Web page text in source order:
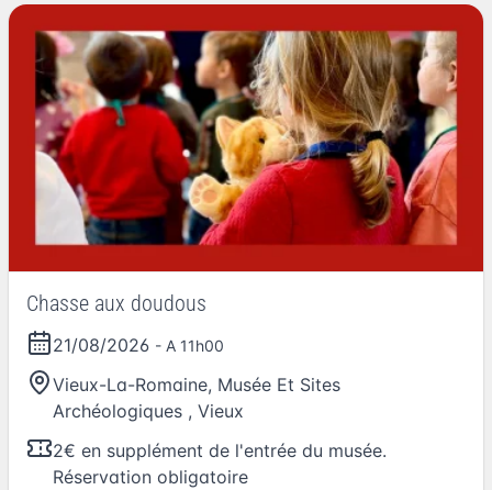
Chasse aux doudous
21/08/2026 - A 11h00
Vieux-La-Romaine, Musée Et Sites
Archéologiques , Vieux
2€ en supplément de l'entrée du musée.
Réservation obligatoire